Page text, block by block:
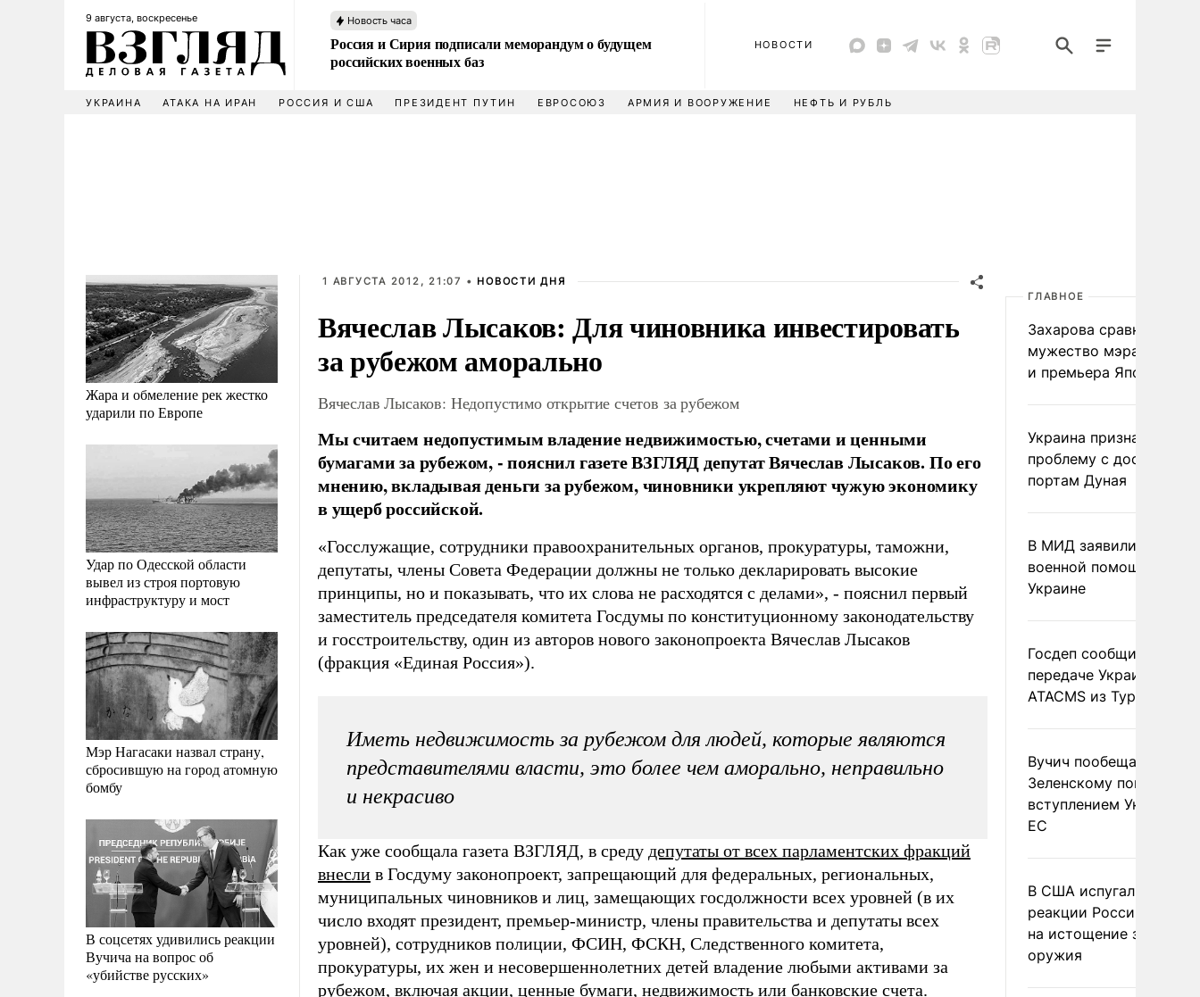
9 августа, воскресенье Новость часа
Россия и Сирия подписали меморандум о будущем
российских военных баз
НОВОСТИ
УКРАИНА АТАКА НА ИРАН РОССИЯ И США ПРЕЗИДЕНТ ПУТИН ЕВРОСОЮЗ АРМИЯ И ВООРУЖЕНИЕ НЕФТЬ И РУБЛЬ
Жара и обмеление рек жестко
ударили по Европе
Удар по Одесской области
вывел из строя портовую
инфраструктуру и мост
Мэр Нагасаки назвал страну,
сбросившую на город атомную
бомбу
В соцсетях удивились реакции
Вучича на вопрос об
«убийстве русских»
1 АВГУСТА 2012, 21:07 • НОВОСТИ ДНЯ
Вячеслав Лысаков: Для чиновника инвестировать
за рубежом аморально
Вячеслав Лысаков: Недопустимо открытие счетов за рубежом
Мы считаем недопустимым владение недвижимостью, счетами и ценными
бумагами за рубежом, - пояснил газете ВЗГЛЯД депутат Вячеслав Лысаков. По его
мнению, вкладывая деньги за рубежом, чиновники укрепляют чужую экономику
в ущерб российской.
«Госслужащие, сотрудники правоохранительных органов, прокуратуры, таможни,
депутаты, члены Совета Федерации должны не только декларировать высокие
принципы, но и показывать, что их слова не расходятся с делами», - пояснил первый
заместитель председателя комитета Госдумы по конституционному законодательству
и госстроительству, один из авторов нового законопроекта Вячеслав Лысаков
(фракция «Единая Россия»).
Иметь недвижимость за рубежом для людей, которые являются
представителями власти, это более чем аморально, неправильно
и некрасиво
Как уже сообщала газета ВЗГЛЯД, в среду депутаты от всех парламентских фракций
внесли в Госдуму законопроект, запрещающий для федеральных, региональных,
муниципальных чиновников и лиц, замещающих госдолжности всех уровней (в их
число входят президент, премьер-министр, члены правительства и депутаты всех
уровней), сотрудников полиции, ФСИН, ФСКН, Следственного комитета,
прокуратуры, их жен и несовершеннолетних детей владение любыми активами за
рубежом, включая акции, ценные бумаги, недвижимость или банковские счета.
ГЛАВНОЕ
Захарова сравнила
мужество мэра
и премьера Японии
Украина признала
проблему с доступом к
портам Дуная
В МИД заявили о
военной помощи
Украине
Госдеп сообщил о
передаче Украине
ATACMS из Турции
Вучич пообещал
Зеленскому помочь со
вступлением Украины в
ЕС
В США испугались
реакции России и
на истощение запасов
оружия